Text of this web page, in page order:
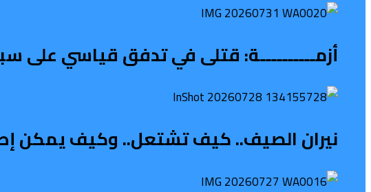
أزمــــــــــة: قتلى في تدفق قياسي على
نيران الصيف.. كيف تشتعل.. وكيف يمكن